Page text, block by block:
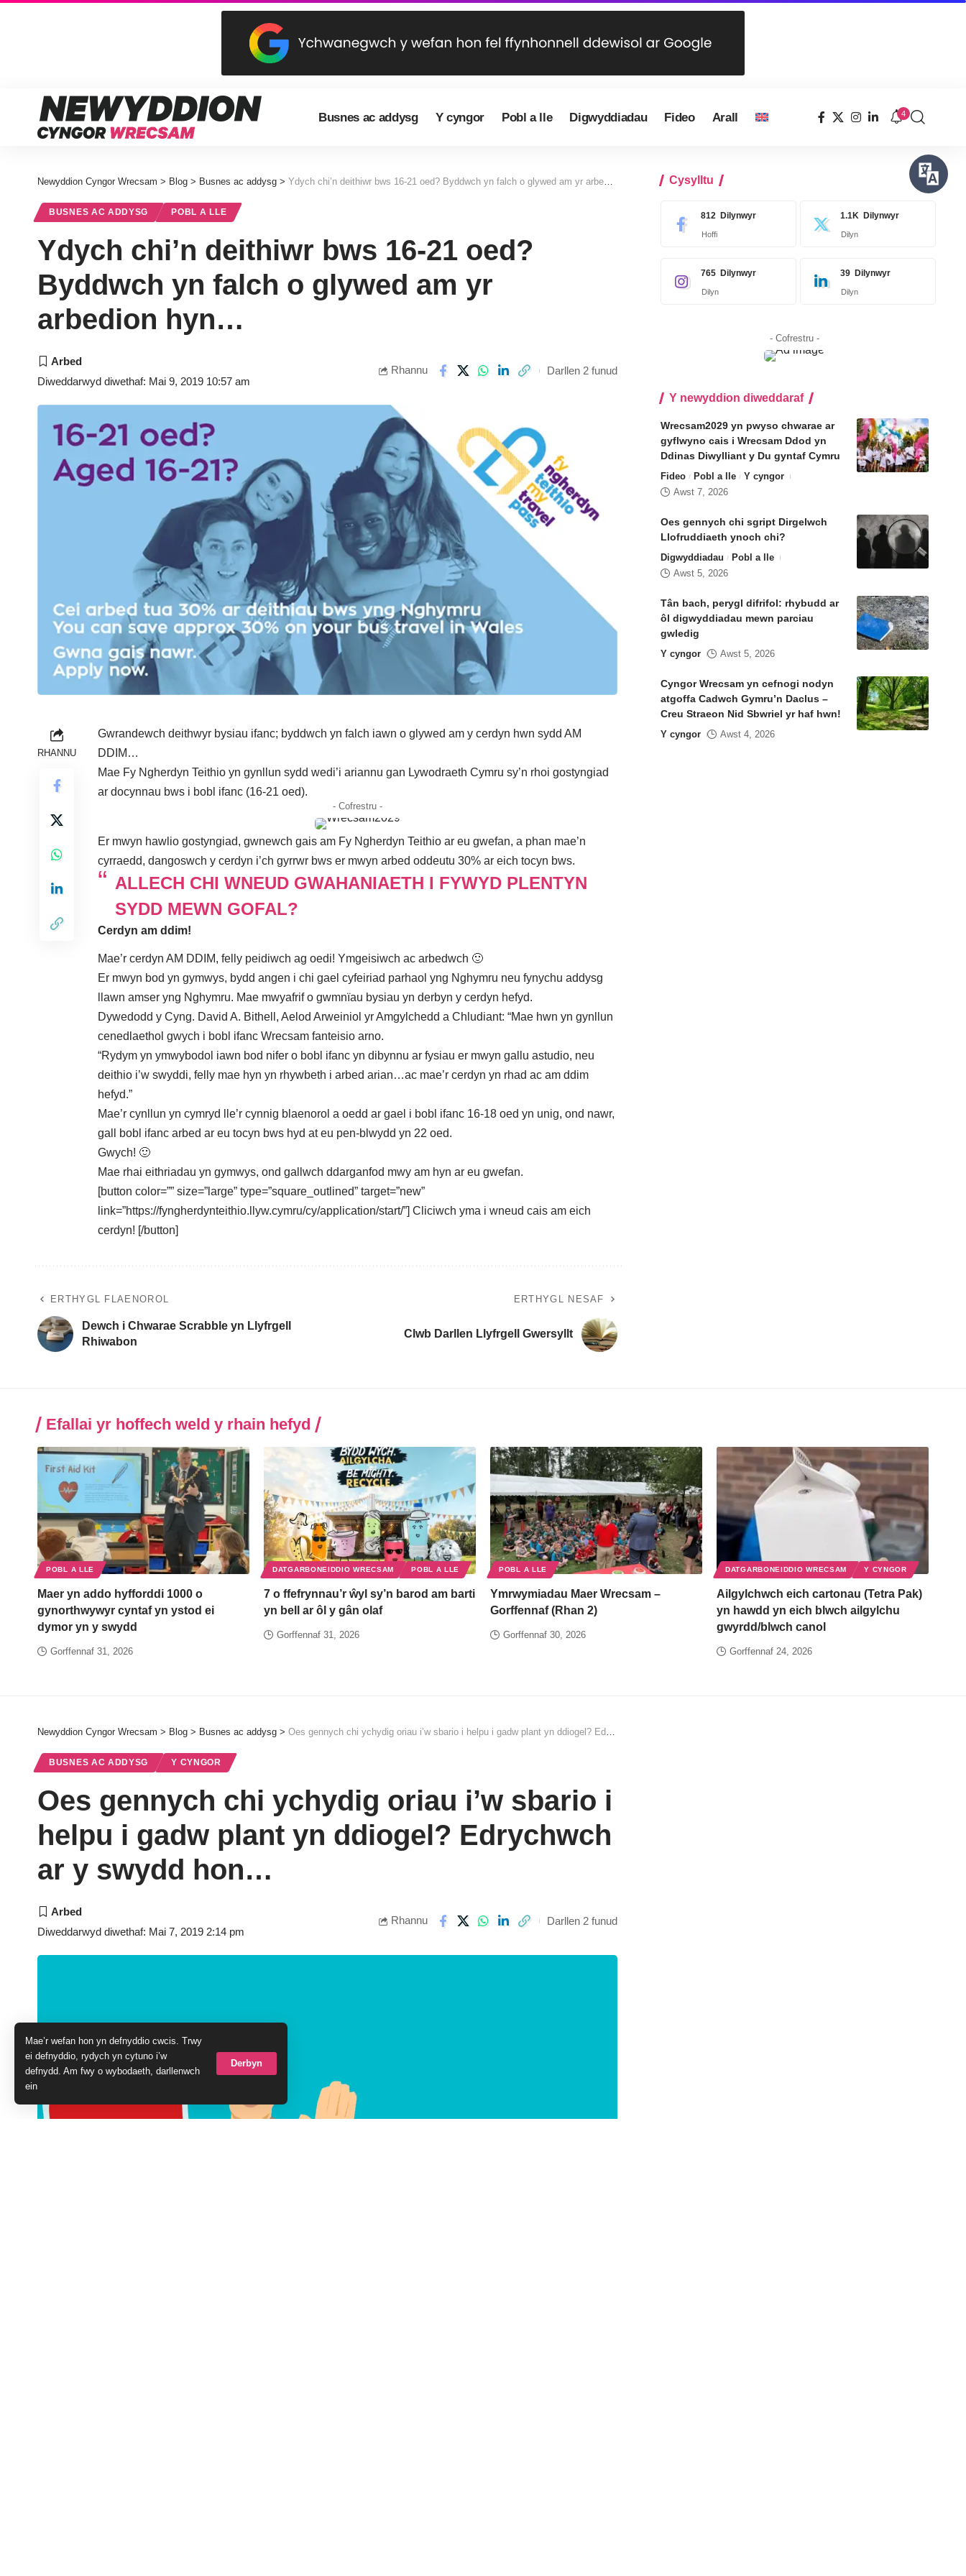
Mae’r wefan hon yn defnyddio cwcis. Trwy
ei defnyddio, rydych yn cytuno i’w
defnydd. Am fwy o wybodaeth, darllenwch
ein
Derbyn
Busnes ac addysg Y cyngor Pobl a lle Digwyddiadau Fideo Arall 4
Newyddion Cyngor Wrecsam > Blog > Busnes ac addysg > Ydych chi’n deithiwr bws 16-21 oed? Byddwch yn falch o glywed am yr arbedion hyn…
BUSNES AC ADDYSG POBL A LLE
Ydych chi’n deithiwr bws 16-21 oed?
Byddwch yn falch o glywed am yr
arbedion hyn…
Diweddarwyd diwethaf: Mai 9, 2019 10:57 am
Rhannu Darllen 2 funud
RHANNU
Gwrandewch deithwyr bysiau ifanc; byddwch yn falch iawn o glywed am y cerdyn hwn sydd AM
DDIM…
Mae Fy Ngherdyn Teithio yn gynllun sydd wedi’i ariannu gan Lywodraeth Cymru sy’n rhoi gostyngiad
ar docynnau bws i bobl ifanc (16-21 oed).
- Cofrestru -
Er mwyn hawlio gostyngiad, gwnewch gais am Fy Ngherdyn Teithio ar eu gwefan, a phan mae’n
cyrraedd, dangoswch y cerdyn i’ch gyrrwr bws er mwyn arbed oddeutu 30% ar eich tocyn bws.
ALLECH CHI WNEUD GWAHANIAETH I FYWYD PLENTYN
SYDD MEWN GOFAL?
Cerdyn am ddim!
Mae’r cerdyn AM DDIM, felly peidiwch ag oedi! Ymgeisiwch ac arbedwch 🙂
Er mwyn bod yn gymwys, bydd angen i chi gael cyfeiriad parhaol yng Nghymru neu fynychu addysg
llawn amser yng Nghymru. Mae mwyafrif o gwmnïau bysiau yn derbyn y cerdyn hefyd.
Dywedodd y Cyng. David A. Bithell, Aelod Arweiniol yr Amgylchedd a Chludiant: “Mae hwn yn gynllun
cenedlaethol gwych i bobl ifanc Wrecsam fanteisio arno.
“Rydym yn ymwybodol iawn bod nifer o bobl ifanc yn dibynnu ar fysiau er mwyn gallu astudio, neu
deithio i’w swyddi, felly mae hyn yn rhywbeth i arbed arian…ac mae’r cerdyn yn rhad ac am ddim
hefyd.”
Mae’r cynllun yn cymryd lle’r cynnig blaenorol a oedd ar gael i bobl ifanc 16-18 oed yn unig, ond nawr,
gall bobl ifanc arbed ar eu tocyn bws hyd at eu pen-blwydd yn 22 oed.
Gwych! 🙂
Mae rhai eithriadau yn gymwys, ond gallwch ddarganfod mwy am hyn ar eu gwefan.
[button color=”” size=”large” type=”square_outlined” target=”new”
link=”https://fyngherdynteithio.llyw.cymru/cy/application/start/”] Cliciwch yma i wneud cais am eich
cerdyn! [/button]
ERTHYGL FLAENOROL
Dewch i Chwarae Scrabble yn Llyfrgell
Rhiwabon
ERTHYGL NESAF
Clwb Darllen Llyfrgell Gwersyllt
Cysylltu
812 Dilynwyr
Hoffi
1.1K Dilynwyr
Dilyn
765 Dilynwyr
Dilyn
39 Dilynwyr
Dilyn
- Cofrestru -
Y newyddion diweddaraf
Wrecsam2029 yn pwyso chwarae ar
gyflwyno cais i Wrecsam Ddod yn
Ddinas Diwylliant y Du gyntaf Cymru
Fideo Pobl a lle
Y cyngor
Awst 7, 2026
Oes gennych chi sgript Dirgelwch
Llofruddiaeth ynoch chi?
Digwyddiadau
Pobl a lle
Awst 5, 2026
Tân bach, perygl difrifol: rhybudd ar
ôl digwyddiadau mewn parciau
gwledig
Y cyngor Awst 5, 2026
Cyngor Wrecsam yn cefnogi nodyn
atgoffa Cadwch Gymru’n Daclus –
Creu Straeon Nid Sbwriel yr haf hwn!
Y cyngor Awst 4, 2026
Efallai yr hoffech weld y rhain hefyd
POBL A LLE
Maer yn addo hyfforddi 1000 o
gynorthwywyr cyntaf yn ystod ei
dymor yn y swydd
Gorffennaf 31, 2026
DATGARBONEIDDIO WRECSAM POBL A LLE
7 o ffefrynnau’r ŵyl sy’n barod am barti
yn bell ar ôl y gân olaf
Gorffennaf 31, 2026
POBL A LLE
Ymrwymiadau Maer Wrecsam –
Gorffennaf (Rhan 2)
Gorffennaf 30, 2026
DATGARBONEIDDIO WRECSAM Y CYNGOR
Ailgylchwch eich cartonau (Tetra Pak)
yn hawdd yn eich blwch ailgylchu
gwyrdd/blwch canol
Gorffennaf 24, 2026
Newyddion Cyngor Wrecsam > Blog > Busnes ac addysg > Oes gennych chi ychydig oriau i’w sbario i helpu i gadw plant yn ddiogel? Edrychwch ar y swydd hon…
BUSNES AC ADDYSG Y CYNGOR
Oes gennych chi ychydig oriau i’w sbario i
helpu i gadw plant yn ddiogel? Edrychwch
ar y swydd hon…
Diweddarwyd diwethaf: Mai 7, 2019 2:14 pm
Rhannu Darllen 2 funud